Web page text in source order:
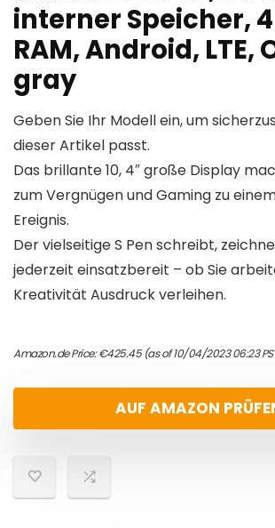
interner Speicher, 4
RAM, Android, LTE,
gray
Geben Sie Ihr Modell ein, um
dieser Artikel passt.
Das brillante 10, 4″ große Display
zum Vergnügen und Gaming zu
Ereignis.
Der vielseitige S Pen schreibt,
jederzeit einsatzbereit – ob Sie
Kreativität Ausdruck verleihen.
Amazon.de Price:€425.45(as of 10/04/2023 06:23
AUF AMAZON